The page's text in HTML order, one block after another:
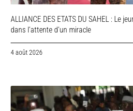
ALLIANCE DES ETATS DU SAHEL : Le
dans l’attente d’un miracle
4 août 2026